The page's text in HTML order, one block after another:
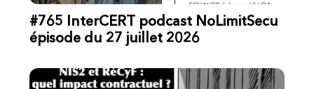
#765 InterCERT podcast NoLimitSecu
épisode du 27 juillet 2026